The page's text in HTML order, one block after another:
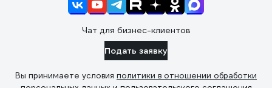
Чат для бизнес-клиентов
Подать заявку
Вы принимаете условия политики в отношении обработки